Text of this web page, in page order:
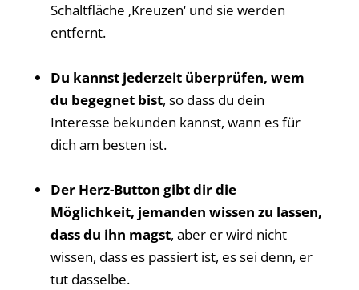
Schaltfläche ‚Kreuzen‘ und sie werden
entfernt.
Du kannst jederzeit überprüfen, wem
du begegnet bist, so dass du dein
Interesse bekunden kannst, wann es für
dich am besten ist.
Der Herz-Button gibt dir die
Möglichkeit, jemanden wissen zu lassen,
dass du ihn magst, aber er wird nicht
wissen, dass es passiert ist, es sei denn, er
tut dasselbe.